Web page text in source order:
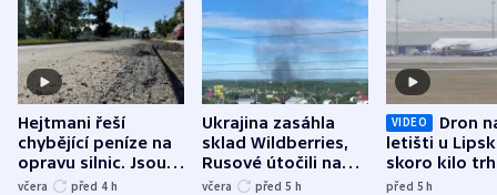
Hejtmani řeší
chybějící peníze na
opravu silnic. Jsou
nenárokové, namítá
včera před 4 h
Ukrajina zasáhla
sklad Wildberries,
Rusové útočili na
trh, hasiče či
včera před 5 h
VIDEO
Dron
letišti u
skoro kilo
indicie
před 5h